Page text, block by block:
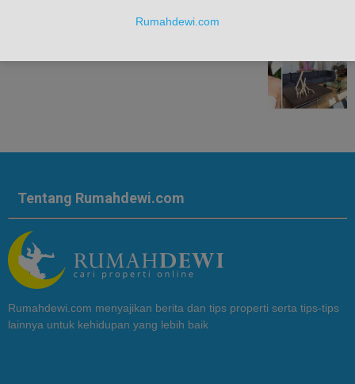
Tentang Rumahdewi.com
Rumahdewi.com menyajikan berita dan tips properti serta tips-tips
lainnya untuk kehidupan yang lebih baik
Rumahdewi.com